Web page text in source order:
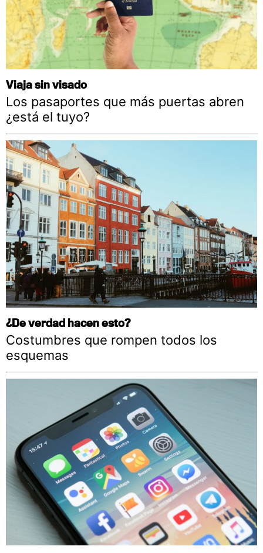
Viaja sin visado
Los pasaportes que más puertas abren
¿está el tuyo?
¿De verdad hacen esto?
Costumbres que rompen todos los
esquemas